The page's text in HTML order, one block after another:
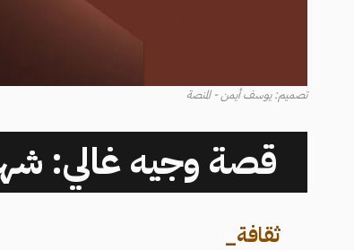
تصميم: يوسف أيمن - المنصة
قصة وجيه غالي:
ثقافة_